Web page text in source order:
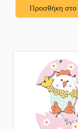
Προσθήκη στο